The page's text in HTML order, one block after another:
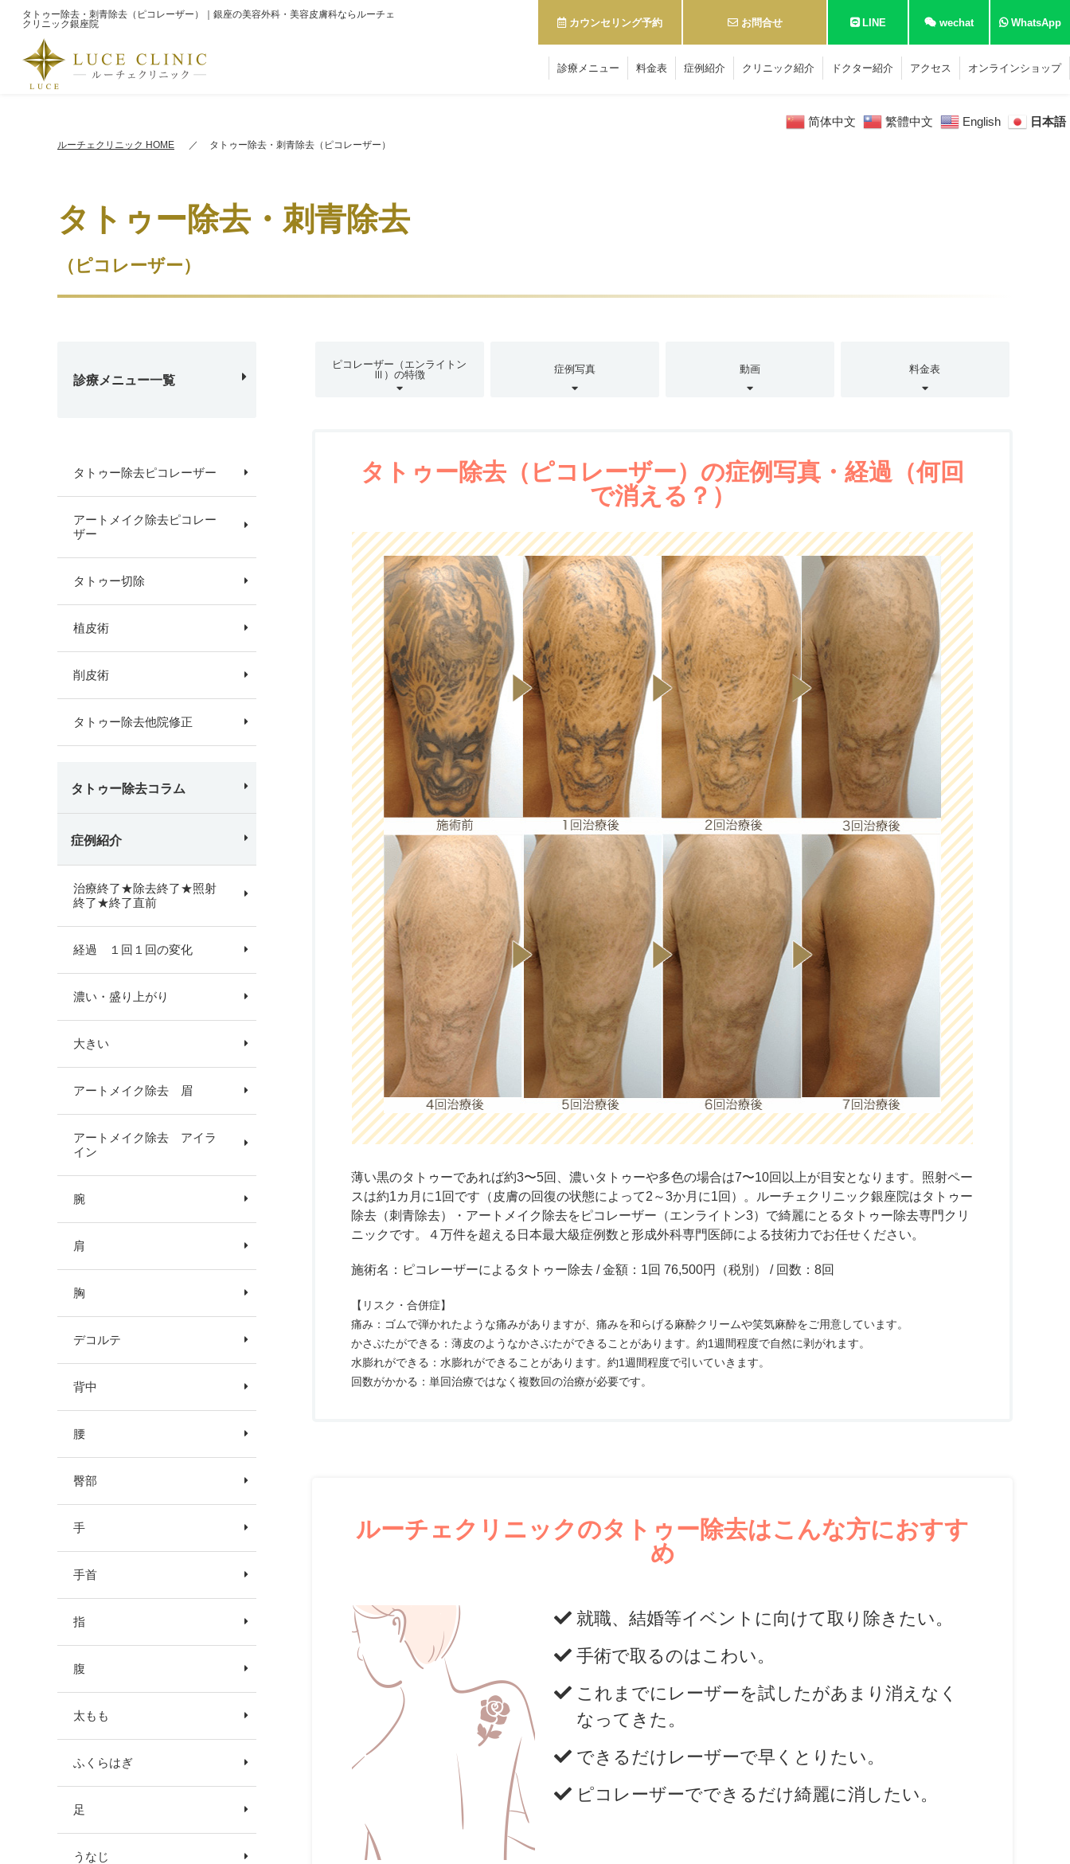
タトゥー除去・刺青除去（ピコレーザー）｜銀座の美容外科・美容皮膚科ならルーチェ
クリニック銀座院
カウンセリング予約 お問合せ LINE wechat WhatsApp
診療メニュー 料金表 症例紹介 クリニック紹介 ドクター紹介 アクセス オンラインショップ
简体中文 繁體中文 English 日本語
ルーチェクリニック HOME タトゥー除去・刺青除去（ピコレーザー）
タトゥー除去・刺青除去
（ピコレーザー）
ピコレーザー（エンライトン
Ⅲ）の特徴
症例写真 動画 料金表
タトゥー除去（ピコレーザー）の症例写真・経過（何回
で消える？）
薄い黒のタトゥーであれば約3〜5回、濃いタトゥーや多色の場合は7〜10回以上が目安となります。照射ペー
スは約1カ月に1回です（皮膚の回復の状態によって2～3か月に1回）。ルーチェクリニック銀座院はタトゥー
除去（刺青除去）・アートメイク除去をピコレーザー（エンライトン3）で綺麗にとるタトゥー除去専門クリ
ニックです。４万件を超える日本最大級症例数と形成外科専門医師による技術力でお任せください。
施術名：ピコレーザーによるタトゥー除去 / 金額：1回 76,500円（税別） / 回数：8回
【リスク・合併症】
痛み：ゴムで弾かれたような痛みがありますが、痛みを和らげる麻酔クリームや笑気麻酔をご用意しています。
かさぶたができる：薄皮のようなかさぶたができることがあります。約1週間程度で自然に剥がれます。
水膨れができる：水膨れができることがあります。約1週間程度で引いていきます。
回数がかかる：単回治療ではなく複数回の治療が必要です。
ルーチェクリニックのタトゥー除去はこんな方におすす
め
就職、結婚等イベントに向けて取り除きたい。
手術で取るのはこわい。
これまでにレーザーを試したがあまり消えなく
なってきた。
できるだけレーザーで早くとりたい。
ピコレーザーでできるだけ綺麗に消したい。
診療メニュー一覧
タトゥー除去ピコレーザー
アートメイク除去ピコレー
ザー
タトゥー切除
植皮術
削皮術
タトゥー除去他院修正
タトゥー除去コラム
症例紹介
治療終了★除去終了★照射
終了★終了直前
経過 １回１回の変化
濃い・盛り上がり
大きい
アートメイク除去 眉
アートメイク除去 アイラ
イン
腕
肩
胸
デコルテ
背中
腰
臀部
手
手首
指
腹
太もも
ふくらはぎ
足
うなじ